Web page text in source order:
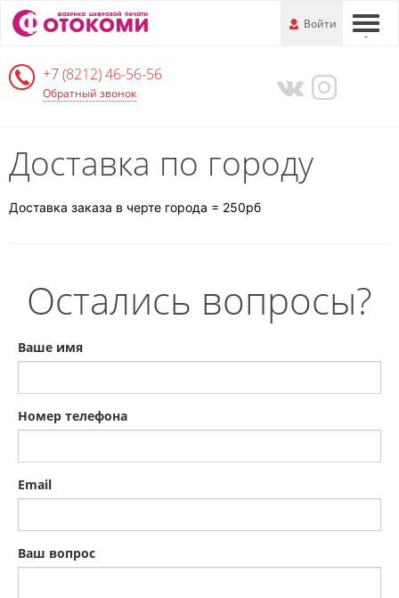
Перейти
к
информации
---
Войти
+7 (8212) 46-56-56
Обратный звонок
Доставка по городу
Доставка заказа в черте города = 250рб
Остались вопросы?
Ваше имя
Номер телефона
Email
Ваш вопрос